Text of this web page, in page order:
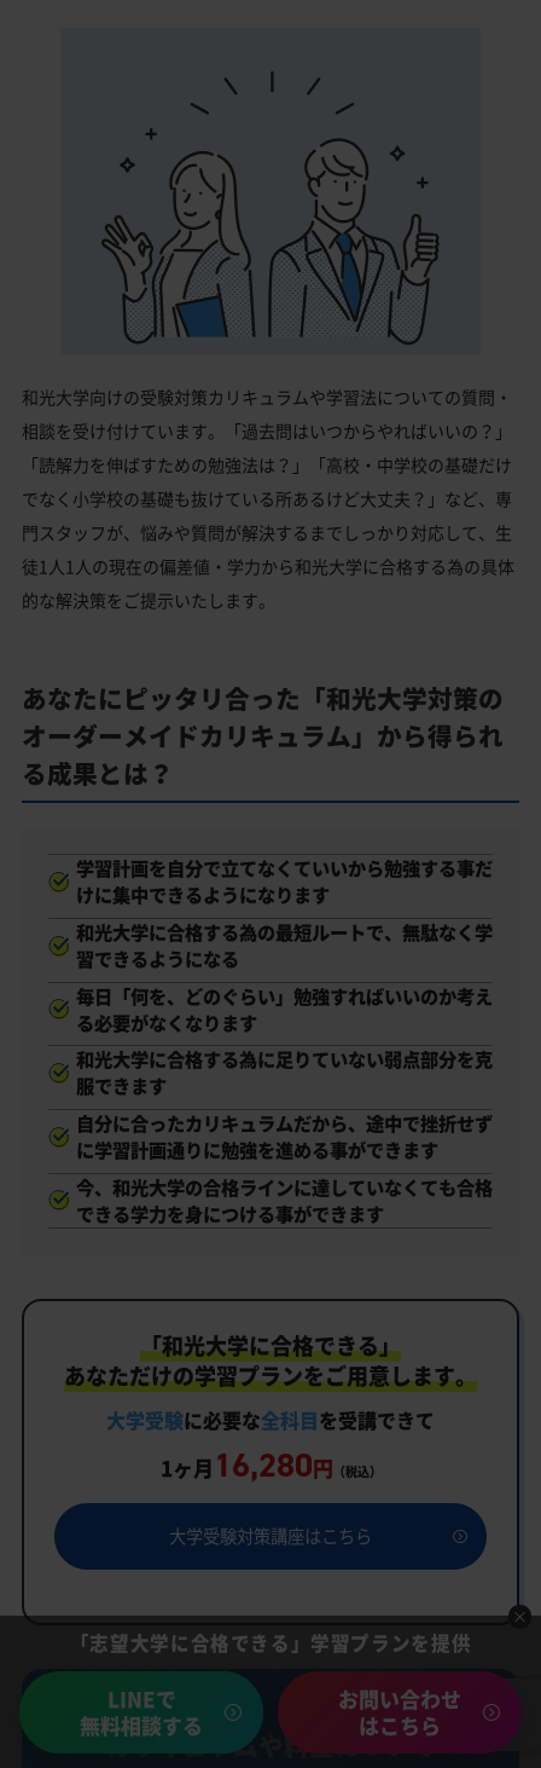
和光大学向けの受験対策カリキュラムや学習法についての質問・
相談を受け付けています。「過去問はいつからやればいいの？」
「読解力を伸ばすための勉強法は？」「高校・中学校の基礎だけ
でなく小学校の基礎も抜けている所あるけど大丈夫？」など、専
門スタッフが、悩みや質問が解決するまでしっかり対応して、生
徒1人1人の現在の偏差値・学力から和光大学に合格する為の具体
的な解決策をご提示いたします。
あなたにピッタリ合った「和光大学対策の
オーダーメイドカリキュラム」から得られ
る成果とは？
学習計画を自分で立てなくていいから勉強する事だ
けに集中できるようになります
和光大学に合格する為の最短ルートで、無駄なく学
習できるようになる
毎日「何を、どのぐらい」勉強すればいいのか考え
る必要がなくなります
和光大学に合格する為に足りていない弱点部分を克
服できます
自分に合ったカリキュラムだから、途中で挫折せず
に学習計画通りに勉強を進める事ができます
今、和光大学の合格ラインに達していなくても合格
できる学力を身につける事ができます
「和光大学に合格できる」
あなただけの学習プランをご用意します。
大学受験に必要な全科目を受講できて
1ヶ月 16,280円 （税込）
大学受験対策講座はこちら
カリキュラムや料金について
「志望大学に合格できる」学習プランを提供
LINEで
無料相談する
お問い合わせ
はこちら